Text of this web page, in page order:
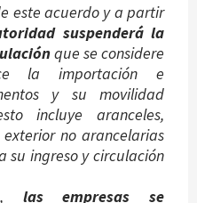
este acuerdo y a partir
suspenderá la
que se considere
la importación e
y su movilidad
incluye aranceles,
no arancelarias
su ingreso y circulación
las empresas se